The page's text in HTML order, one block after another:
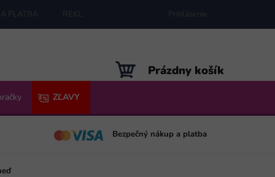
PLATBA REKLAMÁCIE MAPA SERVERU
Prihlásenie
NÁKUPNÝ
KOŠÍK
Prázdny košík
ZĽAVY
Bezpečný nákup a platba